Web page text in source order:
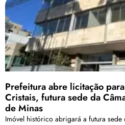
Prefeitura abre licitação
Cristais, futura sede da
de Minas
Imóvel histórico abrigará a futura